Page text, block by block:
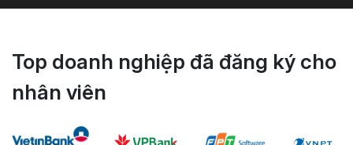
Top doanh nghiệp đã đăng ký cho
nhân viên